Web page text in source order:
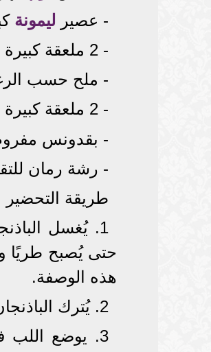
- عصير ليمونة
- 2 ملعقة كبيرة زيت زيتون
- ملح حسب
- 2 ملعقة كبيرة طحينة (اختيارية)
- بقدونس
- رشة رمان
طريقة التحضير
1. يُغسل
حتى يُصبح طريًا
هذه الوصفة.
2. يُترك الباذنجان ليبرد قليلًا، ثم يُقشَّر بلطف للحفاظ على لبّه الطري.
3. يوضع